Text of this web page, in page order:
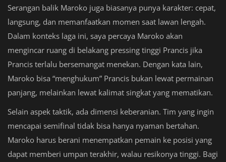
Serangan balik Maroko juga biasanya punya karakter: cepat,
langsung, dan memanfaatkan momen saat lawan lengah.
Dalam konteks laga ini, saya percaya Maroko akan
mengincar ruang di belakang pressing tinggi Prancis jika
Prancis terlalu bersemangat menekan. Dengan kata lain,
Maroko bisa “menghukum” Prancis bukan lewat permainan
panjang, melainkan lewat kalimat singkat yang mematikan.
Selain aspek taktik, ada dimensi keberanian. Tim yang ingin
mencapai semifinal tidak bisa hanya nyaman bertahan.
Maroko harus berani menempatkan pemain ke posisi yang
dapat memberi umpan terakhir, walau resikonya tinggi. Bagi